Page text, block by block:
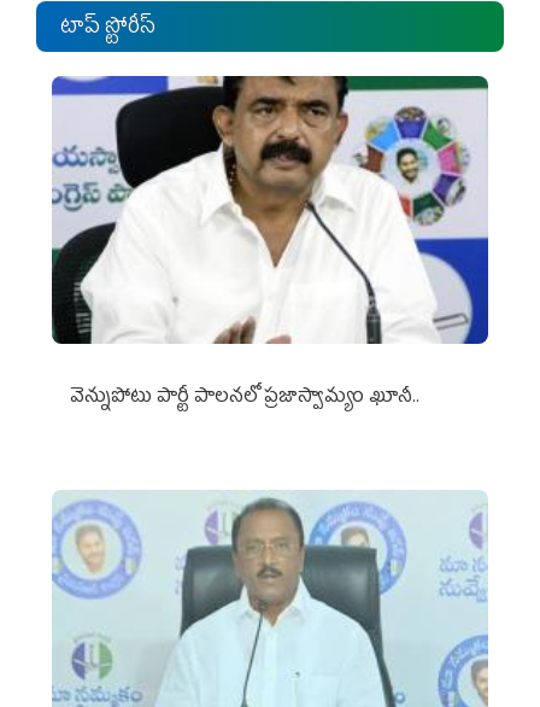
టాప్ స్టోరీస్
వెన్నుపోటు పార్టీ పాలనలో ప్రజాస్వామ్యం ఖూనీ..